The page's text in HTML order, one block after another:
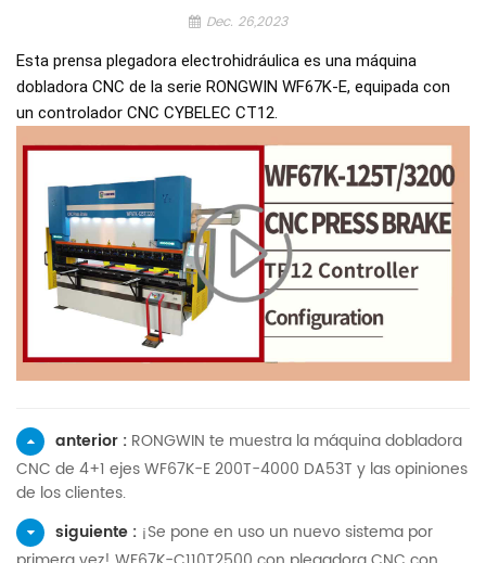
Dec. 26,2023
Esta prensa plegadora electrohidráulica es una máquina
dobladora CNC de la serie RONGWIN WF67K-E, equipada con
un controlador CNC CYBELEC CT12.
anterior : RONGWIN te muestra la máquina dobladora
CNC de 4+1 ejes WF67K-E 200T-4000 DA53T y las opiniones
de los clientes.
siguiente : ¡Se pone en uso un nuevo sistema por